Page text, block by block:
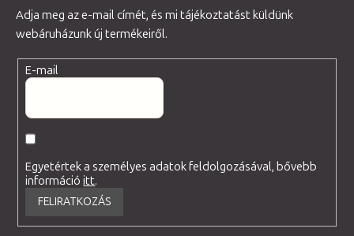
Adja meg az e-mail címét, és mi tájékoztatást küldünk
webáruházunk új termékeiről.
E-mail
Egyetértek a személyes adatok feldolgozásával, bővebb
információitt.
FELIRATKOZÁS